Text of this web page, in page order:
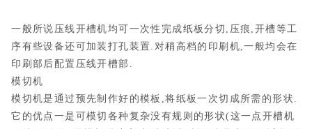
一般所说压线开槽机均可一次性完成纸板分切,压痕,开槽等工
序有些设备还可加装打孔装置.对稍高档的印刷机,一般均会在
印刷部后配置压线开槽部.
模切机
模切机是通过预先制作好的模板,将纸板一次切成所需的形状.
它的优点一是可模切各种复杂没有规则的形状(这一点开槽机